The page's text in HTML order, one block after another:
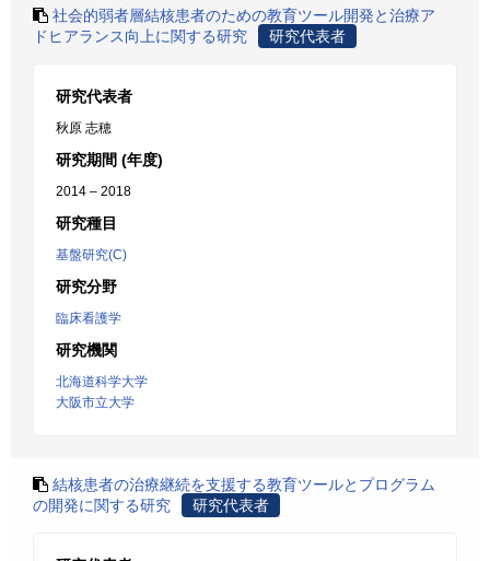
社会的弱者層結核患者のための教育ツール開発と治療ア
ドヒアランス向上に関する研究
研究代表者
研究代表者
秋原 志穂
研究期間 (年度)
2014 – 2018
研究種目
基盤研究(C)
研究分野
臨床看護学
研究機関
北海道科学大学
大阪市立大学
結核患者の治療継続を支援する教育ツールとプログラム
の開発に関する研究
研究代表者